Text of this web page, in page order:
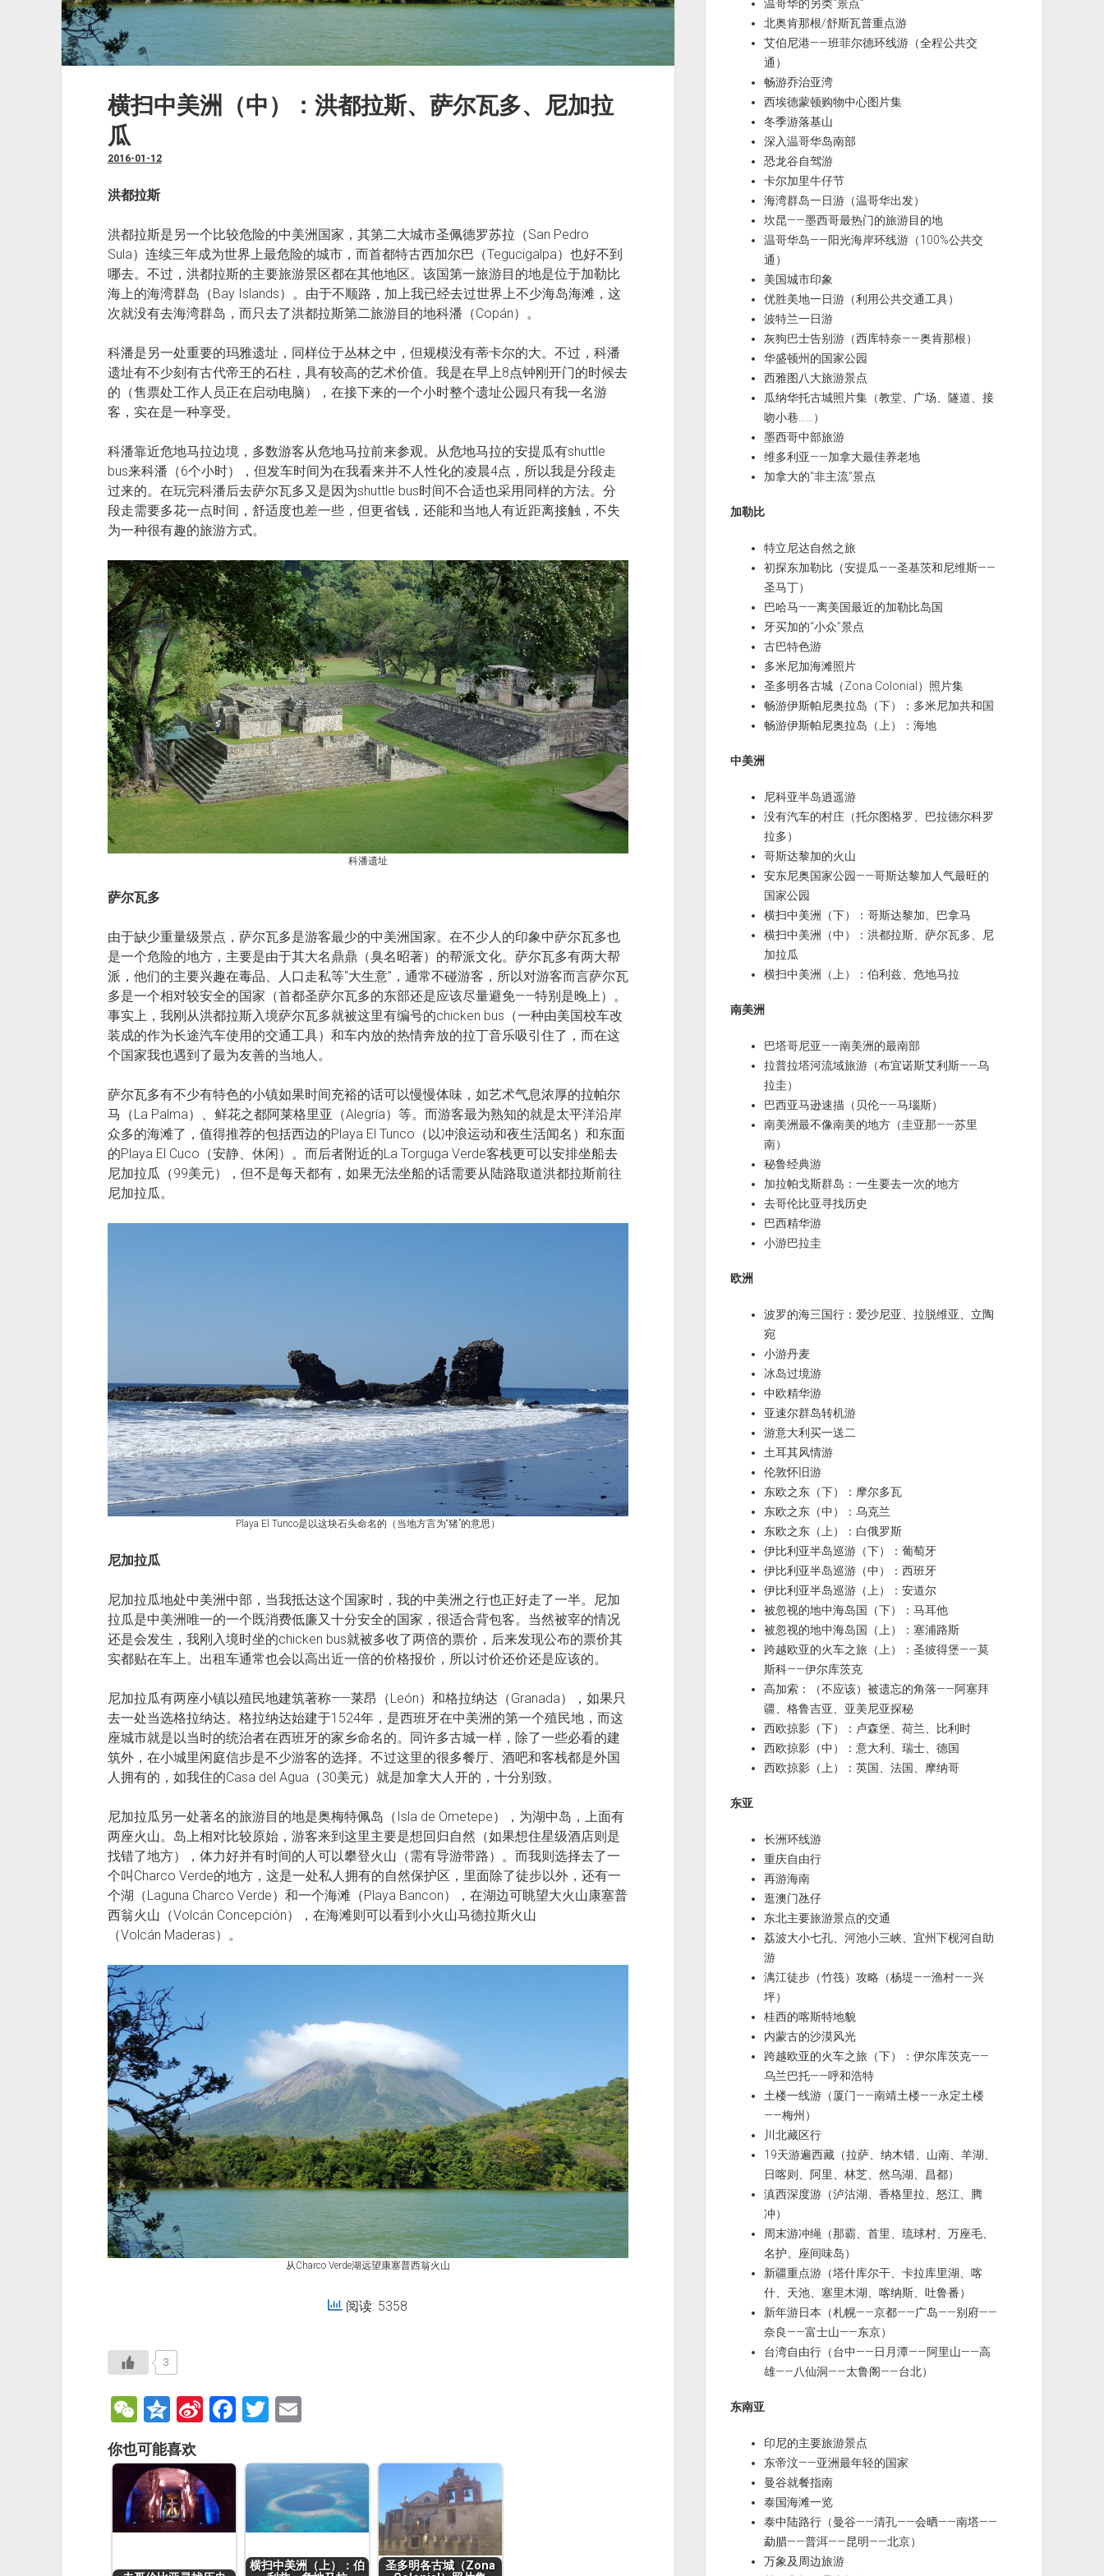
横扫中美洲（中）：洪都拉斯、萨尔瓦多、尼加拉
瓜
2016-01-12
洪都拉斯
洪都拉斯是另一个比较危险的中美洲国家，其第二大城市圣佩德罗苏拉（San Pedro
Sula）连续三年成为世界上最危险的城市，而首都特古西加尔巴（Tegucigalpa）也好不到
哪去。不过，洪都拉斯的主要旅游景区都在其他地区。该国第一旅游目的地是位于加勒比
海上的海湾群岛（Bay Islands）。由于不顺路，加上我已经去过世界上不少海岛海滩，这
次就没有去海湾群岛，而只去了洪都拉斯第二旅游目的地科潘（Copán）。
科潘是另一处重要的玛雅遗址，同样位于丛林之中，但规模没有蒂卡尔的大。不过，科潘
遗址有不少刻有古代帝王的石柱，具有较高的艺术价值。我是在早上8点钟刚开门的时候去
的（售票处工作人员正在启动电脑），在接下来的一个小时整个遗址公园只有我一名游
客，实在是一种享受。
科潘靠近危地马拉边境，多数游客从危地马拉前来参观。从危地马拉的安提瓜有shuttle
bus来科潘（6个小时），但发车时间为在我看来并不人性化的凌晨4点，所以我是分段走
过来的。在玩完科潘后去萨尔瓦多又是因为shuttle bus时间不合适也采用同样的方法。分
段走需要多花一点时间，舒适度也差一些，但更省钱，还能和当地人有近距离接触，不失
为一种很有趣的旅游方式。
科潘遗址
萨尔瓦多
由于缺少重量级景点，萨尔瓦多是游客最少的中美洲国家。在不少人的印象中萨尔瓦多也
是一个危险的地方，主要是由于其大名鼎鼎（臭名昭著）的帮派文化。萨尔瓦多有两大帮
派，他们的主要兴趣在毒品、人口走私等“大生意”，通常不碰游客，所以对游客而言萨尔瓦
多是一个相对较安全的国家（首都圣萨尔瓦多的东部还是应该尽量避免——特别是晚上）。
事实上，我刚从洪都拉斯入境萨尔瓦多就被这里有编号的chicken bus（一种由美国校车改
装成的作为长途汽车使用的交通工具）和车内放的热情奔放的拉丁音乐吸引住了，而在这
个国家我也遇到了最为友善的当地人。
萨尔瓦多有不少有特色的小镇如果时间充裕的话可以慢慢体味，如艺术气息浓厚的拉帕尔
马（La Palma）、鲜花之都阿莱格里亚（Alegría）等。而游客最为熟知的就是太平洋沿岸
众多的海滩了，值得推荐的包括西边的Playa El Tunco（以冲浪运动和夜生活闻名）和东面
的Playa El Cuco（安静、休闲）。而后者附近的La Torguga Verde客栈更可以安排坐船去
尼加拉瓜（99美元），但不是每天都有，如果无法坐船的话需要从陆路取道洪都拉斯前往
尼加拉瓜。
Playa El Tunco是以这块石头命名的（当地方言为“猪”的意思）
尼加拉瓜
尼加拉瓜地处中美洲中部，当我抵达这个国家时，我的中美洲之行也正好走了一半。尼加
拉瓜是中美洲唯一的一个既消费低廉又十分安全的国家，很适合背包客。当然被宰的情况
还是会发生，我刚入境时坐的chicken bus就被多收了两倍的票价，后来发现公布的票价其
实都贴在车上。出租车通常也会以高出近一倍的价格报价，所以讨价还价还是应该的。
尼加拉瓜有两座小镇以殖民地建筑著称——莱昂（León）和格拉纳达（Granada），如果只
去一处当选格拉纳达。格拉纳达始建于1524年，是西班牙在中美洲的第一个殖民地，而这
座城市就是以当时的统治者在西班牙的家乡命名的。同许多古城一样，除了一些必看的建
筑外，在小城里闲庭信步是不少游客的选择。不过这里的很多餐厅、酒吧和客栈都是外国
人拥有的，如我住的Casa del Agua（30美元）就是加拿大人开的，十分别致。
尼加拉瓜另一处著名的旅游目的地是奥梅特佩岛（Isla de Ometepe），为湖中岛，上面有
两座火山。岛上相对比较原始，游客来到这里主要是想回归自然（如果想住星级酒店则是
找错了地方），体力好并有时间的人可以攀登火山（需有导游带路）。而我则选择去了一
个叫Charco Verde的地方，这是一处私人拥有的自然保护区，里面除了徒步以外，还有一
个湖（Laguna Charco Verde）和一个海滩（Playa Bancon），在湖边可眺望大火山康塞普
西翁火山（Volcán Concepción），在海滩则可以看到小火山马德拉斯火山
（Volcán Maderas）。
从Charco Verde湖远望康塞普西翁火山
阅读: 5358
3
W
e
C
h
at
Q
z
o
n
e
Si
a
W
ei
b
o
F
c
e
o
o
T
tt
er
E
ai
l
你也可能喜欢
横扫中美洲（上）：伯
圣多明各古城（Zona
温哥华的另类“景点”
北奥肯那根/舒斯瓦普重点游
艾伯尼港——班菲尔德环线游（全程公共交
通）
畅游乔治亚湾
西埃德蒙顿购物中心图片集
冬季游落基山
深入温哥华岛南部
恐龙谷自驾游
卡尔加里牛仔节
海湾群岛一日游（温哥华出发）
坎昆——墨西哥最热门的旅游目的地
温哥华岛——阳光海岸环线游（100%公共交
通）
美国城市印象
优胜美地一日游（利用公共交通工具）
波特兰一日游
灰狗巴士告别游（西库特奈——奥肯那根）
华盛顿州的国家公园
西雅图八大旅游景点
瓜纳华托古城照片集（教堂、广场、隧道、接
吻小巷……）
墨西哥中部旅游
维多利亚——加拿大最佳养老地
加拿大的“非主流”景点
加勒比
特立尼达自然之旅
初探东加勒比（安提瓜——圣基茨和尼维斯——
圣马丁）
巴哈马——离美国最近的加勒比岛国
牙买加的“小众”景点
古巴特色游
多米尼加海滩照片
圣多明各古城（Zona Colonial）照片集
畅游伊斯帕尼奥拉岛（下）：多米尼加共和国
畅游伊斯帕尼奥拉岛（上）：海地
中美洲
尼科亚半岛逍遥游
没有汽车的村庄（托尔图格罗、巴拉德尔科罗
拉多）
哥斯达黎加的火山
安东尼奥国家公园——哥斯达黎加人气最旺的
国家公园
横扫中美洲（下）：哥斯达黎加、巴拿马
横扫中美洲（中）：洪都拉斯、萨尔瓦多、尼
加拉瓜
横扫中美洲（上）：伯利兹、危地马拉
南美洲
巴塔哥尼亚——南美洲的最南部
拉普拉塔河流域旅游（布宜诺斯艾利斯——乌
拉圭）
巴西亚马逊速描（贝伦——马瑙斯）
南美洲最不像南美的地方（圭亚那——苏里
南）
秘鲁经典游
加拉帕戈斯群岛：一生要去一次的地方
去哥伦比亚寻找历史
巴西精华游
小游巴拉圭
欧洲
波罗的海三国行：爱沙尼亚、拉脱维亚、立陶
宛
小游丹麦
冰岛过境游
中欧精华游
亚速尔群岛转机游
游意大利买一送二
土耳其风情游
伦敦怀旧游
东欧之东（下）：摩尔多瓦
东欧之东（中）：乌克兰
东欧之东（上）：白俄罗斯
伊比利亚半岛巡游（下）：葡萄牙
伊比利亚半岛巡游（中）：西班牙
伊比利亚半岛巡游（上）：安道尔
被忽视的地中海岛国（下）：马耳他
被忽视的地中海岛国（上）：塞浦路斯
跨越欧亚的火车之旅（上）：圣彼得堡——莫
斯科——伊尔库茨克
高加索：（不应该）被遗忘的角落——阿塞拜
疆、格鲁吉亚、亚美尼亚探秘
西欧掠影（下）：卢森堡、荷兰、比利时
西欧掠影（中）：意大利、瑞士、德国
西欧掠影（上）：英国、法国、摩纳哥
东亚
长洲环线游
重庆自由行
再游海南
逛澳门氹仔
东北主要旅游景点的交通
荔波大小七孔、河池小三峡、宜州下枧河自助
游
漓江徒步（竹筏）攻略（杨堤——渔村——兴
坪）
桂西的喀斯特地貌
内蒙古的沙漠风光
跨越欧亚的火车之旅（下）：伊尔库茨克——
乌兰巴托——呼和浩特
土楼一线游（厦门——南靖土楼——永定土楼
——梅州）
川北藏区行
19天游遍西藏（拉萨、纳木错、山南、羊湖、
日喀则、阿里、林芝、然乌湖、昌都）
滇西深度游（泸沽湖、香格里拉、怒江、腾
冲）
周末游冲绳（那霸、首里、琉球村、万座毛、
名护、座间味岛）
新疆重点游（塔什库尔干、卡拉库里湖、喀
什、天池、塞里木湖、喀纳斯、吐鲁番）
新年游日本（札幌——京都——广岛——别府——
奈良——富士山——东京）
台湾自由行（台中——日月潭——阿里山——高
雄——八仙洞——太鲁阁——台北）
东南亚
印尼的主要旅游景点
东帝汶——亚洲最年轻的国家
曼谷就餐指南
泰国海滩一览
泰中陆路行（曼谷——清孔——会晒——南塔——
勐腊——普洱——昆明——北京）
万象及周边旅游